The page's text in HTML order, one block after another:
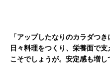
「アップしたなりのカラダつ
日々料理をつくり、栄養面で
こそでしょうが。安定感も増